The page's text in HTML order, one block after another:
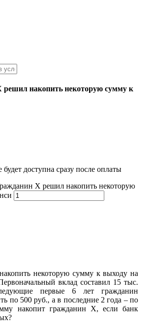
решил накопить некоторую сумму к
доступна сразу после оплаты
Х решил накопить некоторую
некоторую сумму к выходу на
вклад составил 15 тыс.
первые 6 лет гражданин
по 500 руб., а в последние 2 года – по
накопит гражданин Х, если банк